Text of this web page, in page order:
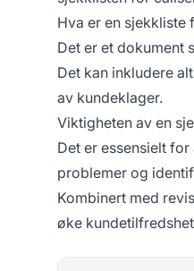
Hva er en sjekkliste
Det er et dokument
Det kan inkludere
av kundeklager.
Viktigheten av en
Det er essensielt
problemer og
Kombinert med
øke